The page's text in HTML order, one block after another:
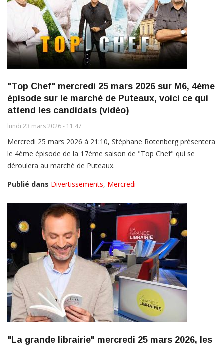
"Top Chef" mercredi 25 mars 2026 sur M6, 4ème
épisode sur le marché de Puteaux, voici ce qui
attend les candidats (vidéo)
lundi 23 mars 2026 - 11:47
Mercredi 25 mars 2026 à 21:10, Stéphane Rotenberg présentera
le 4ème épisode de la 17ème saison de "Top Chef" qui se
déroulera au marché de Puteaux.
Publié dans Divertissements, Mercredi
"La grande librairie" mercredi 25 mars 2026, les